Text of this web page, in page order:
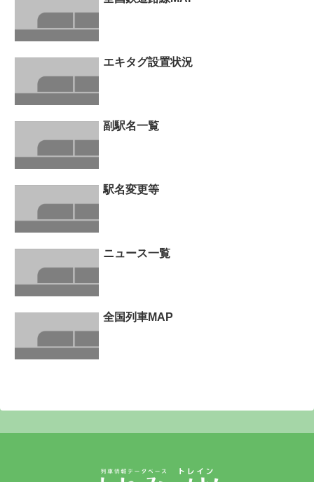
エキタグ設置状況
副駅名一覧
駅名変更等
ニュース一覧
全国列車MAP